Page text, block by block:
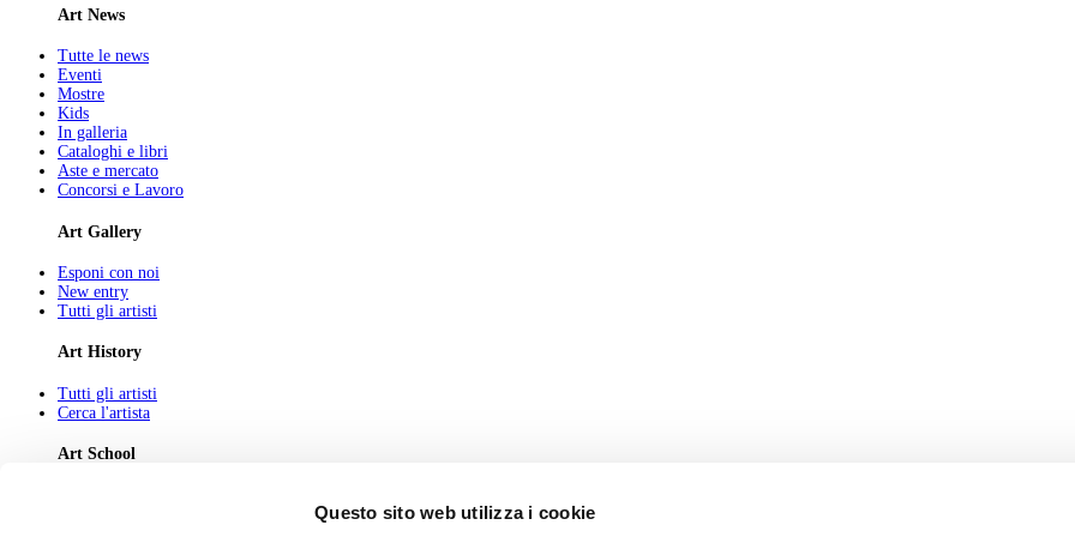
Questo sito web utilizza i cookie
Art News
Tutte le news
Eventi
Mostre
Kids
In galleria
Cataloghi e libri
Aste e mercato
Concorsi e Lavoro
Art Gallery
Esponi con noi
New entry
Tutti gli artisti
Art History
Tutti gli artisti
Cerca l'artista
Art School